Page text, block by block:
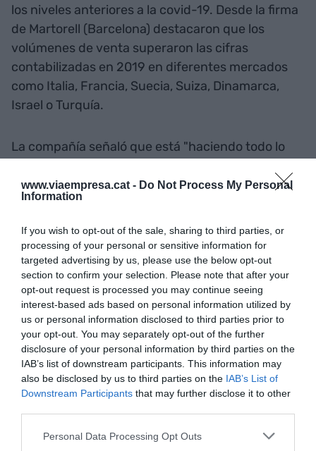
www.viaempresa.cat - Do Not Process My Personal
Information
If you wish to opt-out of the sale, sharing to third parties, or
processing of your personal or sensitive information for
targeted advertising by us, please use the below opt-out
section to confirm your selection. Please note that after your
opt-out request is processed you may continue seeing
interest-based ads based on personal information utilized by
us or personal information disclosed to third parties prior to
your opt-out. You may separately opt-out of the further
disclosure of your personal information by third parties on the
IAB’s list of downstream participants. This information may
also be disclosed by us to third parties on the IAB’s List of
Downstream Participants that may further disclose it to other
Personal Data Processing Opt Outs
los niveles anteriores a la covid-19. Desde la firma
de Martorell (Barcelona) destacaron que los
volúmenes de venta superaron las cifras
contabilizadas en 2019 en diferentes mercados
como Italia, Francia, Suecia, Suiza, Dinamarca,
Israel o Turquía.
La compañía señaló que está "haciendo todo lo
resultado operativo, a pesar de la falta de stock de
semiconductores, que está afectando al conjunto
modelos híbridos enchufables y los resultados de
la marca Cupra contribuirán positivamente a los
resultados del conjunto de 2021", afirmaron desde
la compañía catalana.
AñadirVIA Empresacomo fuente preferida
de Google de forma gratuita
Mantente informado con las últimas noticias de
actualidad
ACTIVAR AHORA